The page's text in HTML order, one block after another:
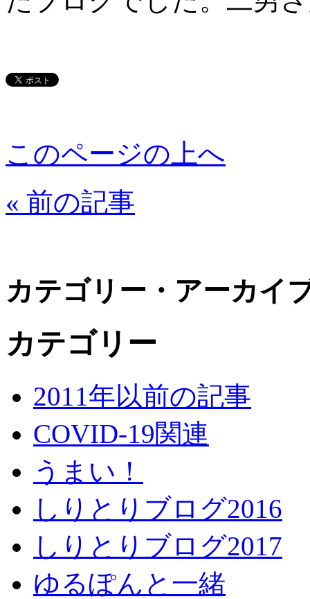
このページの上へ
« 前の記事
カテゴリー・アーカイ
カテゴリー
2011年以前の記事
COVID-19関連
うまい！
しりとりブログ2016
しりとりブログ2017
ゆるぽんと一緒